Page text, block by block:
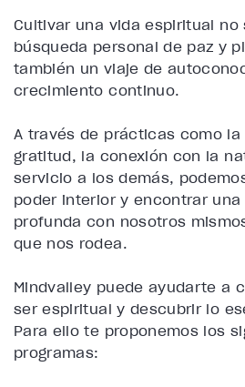
Cultivar una vida espiritual no
búsqueda personal de paz y
también un viaje de
crecimiento continuo.
A través de prácticas como
gratitud, la conexión con la
servicio a los demás,
poder interior y encontrar
profunda con nosotros
que nos rodea.
Mindvalley puede ayudarte a
ser espiritual y descubrir lo
Para ello te proponemos los
programas: